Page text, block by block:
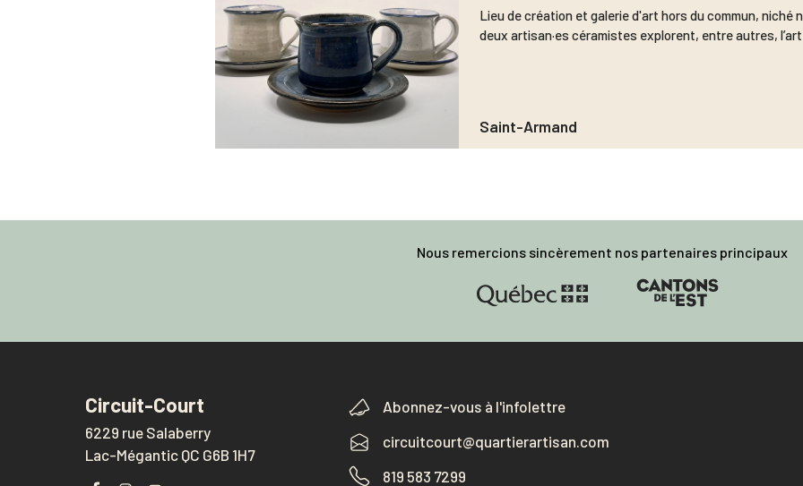
Lieu de création et galerie d'art hors du commun, niché
deux artisan·es céramistes explorent, entre autres,
Saint-Armand
Nous remercions sincèrement nos partenaires principaux
Circuit-Court
6229 rue Salaberry
Lac-Mégantic QC G6B 1H7
Abonnez-vous à l'infolettre
circuitcourt@quartierartisan.com
819 583 7299